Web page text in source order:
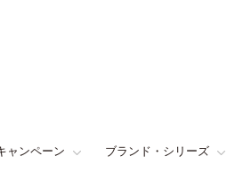
ャンペーン ブランド・シリーズ